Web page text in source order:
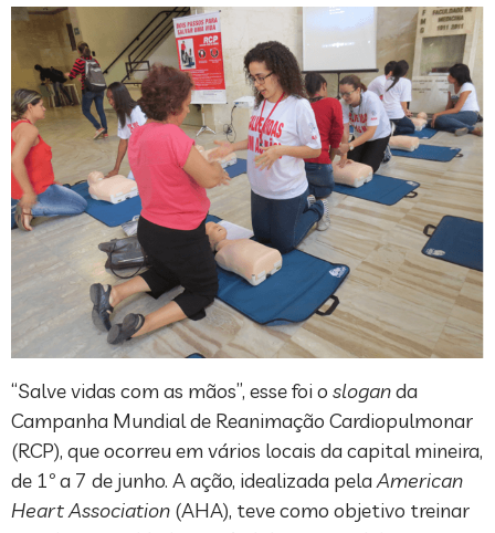
“Salve vidas com as mãos”, esse foi o sloganda
Campanha Mundial de Reanimação Cardiopulmonar
(RCP), que ocorreu em vários locais da capital mineira,
de 1º a 7 de junho. A ação, idealizada pelaAmerican
Heart Association (AHA), teve como objetivo treinar